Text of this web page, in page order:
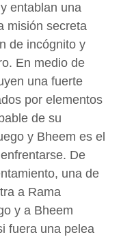
entablan una
misión secreta
de incógnito y
En medio de
una fuerte
por elementos
de su
y Bheem es el
De
una de
a Rama
y a Bheem
fuera una pelea